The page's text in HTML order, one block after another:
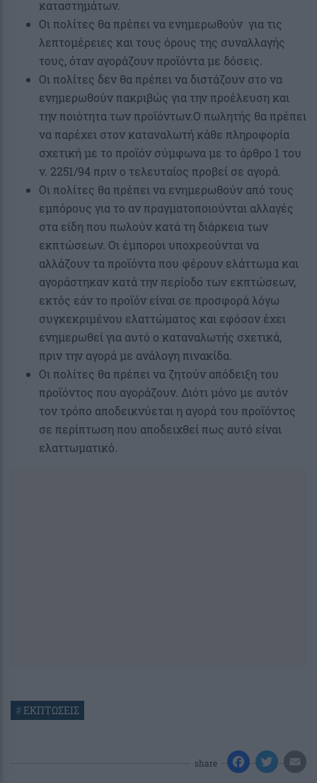
καταστημάτων.
Οι πολίτες θα πρέπει να ενημερωθούν για τις
λεπτομέρειες και τους όρους της συναλλαγής
τους, όταν αγοράζουν προϊόντα με δόσεις.
Οι πολίτες δεν θα πρέπει να διστάζουν στο να
ενημερωθούν πακριβώς για την προέλευση και
την ποιότητα των προϊόντων.Ο πωλητής θα πρέπει
να παρέχει στον καταναλωτή κάθε πληροφορία
σχετική με το προϊόν σύμφωνα με το άρθρο 1 του
ν. 2251/94 πριν ο τελευταίος προβεί σε αγορά.
Οι πολίτες θα πρέπει να ενημερωθούν από τους
εμπόρους για το αν πραγματοποιούνται αλλαγές
στα είδη που πωλούν κατά τη διάρκεια των
εκπτώσεων. Οι έμποροι υποχρεούνται να
αλλάζουν τα προϊόντα που φέρουν ελάττωμα και
αγοράστηκαν κατά την περίοδο των εκπτώσεων,
εκτός εάν το προϊόν είναι σε προσφορά λόγω
συγκεκριμένου ελαττώματος και εφόσον έχει
ενημερωθεί για αυτό ο καταναλωτής σχετικά,
πριν την αγορά με ανάλογη πινακίδα.
Οι πολίτες θα πρέπει να ζητούν απόδειξη του
προϊόντος που αγοράζουν. Διότι μόνο με αυτόν
τον τρόπο αποδεικνύεται η αγορά του προϊόντος
σε περίπτωση που αποδειχθεί πως αυτό είναι
ελαττωματικό.
#ΕΚΠΤΩΣΕΙΣ
share